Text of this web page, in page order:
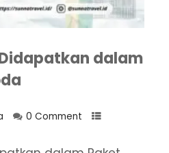
dalam
0 Comment